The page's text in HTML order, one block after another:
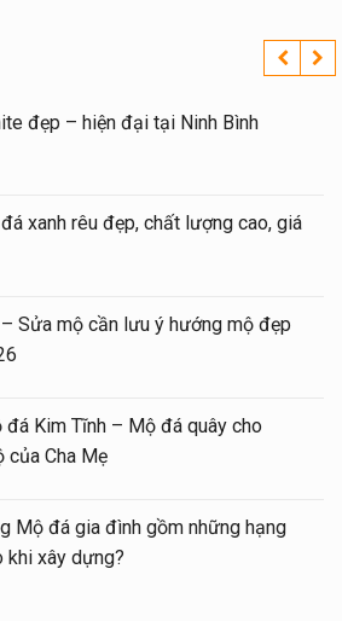
Mộ granite đẹp –
Lan can đá xanh rêu
Xây Mộ – Sửa mộ
Mẫu Mộ đá Kim Tĩnh
Khu Lăng Mộ đá gia